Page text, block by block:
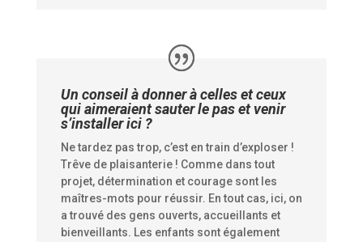
Un conseil à donner à celles et ceux
qui aimeraient sauter le pas et venir
s’installer ici ?
Ne tardez pas trop, c’est en train d’exploser !
Trêve de plaisanterie ! Comme dans tout
projet, détermination et courage sont les
maîtres-mots pour réussir. En tout cas, ici, on
a trouvé des gens ouverts, accueillants et
bienveillants. Les enfants sont également